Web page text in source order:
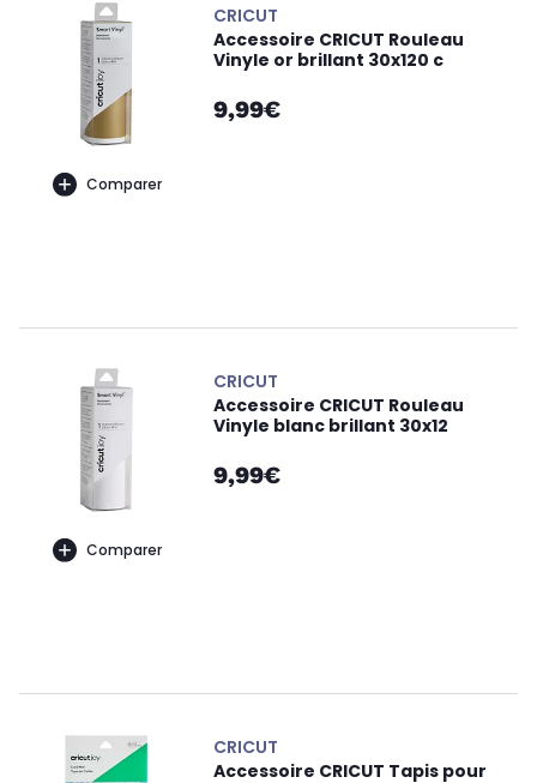
Comparer
CRICUT
Accessoire CRICUT Rouleau
Vinyle or brillant 30x120 c
9,99€
Comparer
CRICUT
Accessoire CRICUT Rouleau
Vinyle blanc brillant 30x12
9,99€
CRICUT
Accessoire CRICUT Tapis pour